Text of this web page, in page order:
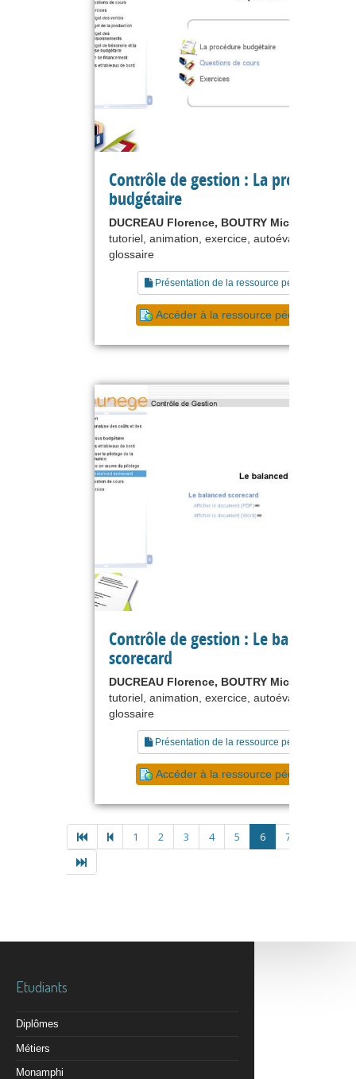
Contrôle de gestion : La procédure
budgétaire
DUCREAU Florence, BOUTRY Michel
tutoriel, animation, exercice, autoévaluation,
glossaire
Présentation de la ressource pédagogique
Accéder à la ressource pédagogique
Contrôle de gestion : Le balanced
scorecard
DUCREAU Florence, BOUTRY Michel
tutoriel, animation, exercice, autoévaluation,
glossaire
Présentation de la ressource pédagogique
Accéder à la ressource pédagogique
1 2 3 4 5 6 7
Etudiants
Diplômes
Métiers
Monamphi